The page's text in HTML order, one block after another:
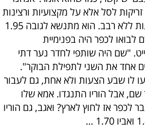
לסל אלא על מקצועיות ורצינות
ובלימודים והתנהגות ללא רבב. הוא מתנשא לגובה 1.95
לבואו לכפר היה בפנימיית
"שם היה שותפי לחדר נער דתי
אחד את השני לתפילת הבוקר".
לו שבע הצעות ולא אחת, גם לעבור
שם, אבל הוריו התנגדו. אמא שלו
לכפר אז לחוץ לארץ? ואגב, גם הוריו